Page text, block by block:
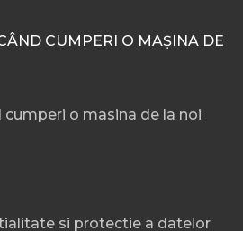
CUMPERI O MAȘINA DE
o masina de la noi
si protectie a datelor